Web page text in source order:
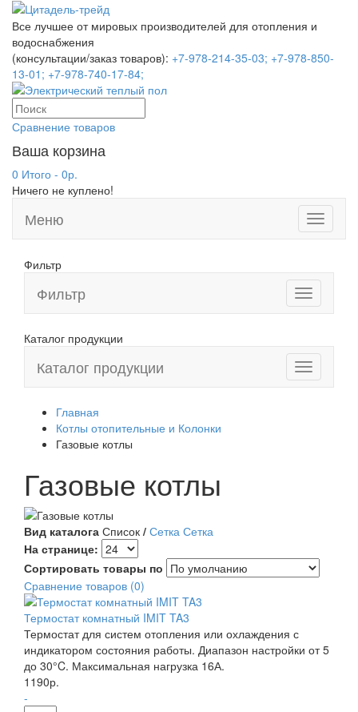
Все лучшее от мировых производителей для отопления и
водоснабжения
(консультации/заказ товаров): +7-978-214-35-03; +7-978-850-
13-01; +7-978-740-17-84;
Сравнение товаров
Ваша корзина
0 Итого - 0р.
Ничего не куплено!
Toggle
Меню
Фильтр
Toggle
navigation
Фильтр
Каталог продукции
Toggle
navigation
Каталог продукции
Главная
Котлы отопительные и Колонки
Газовые котлы
Газовые котлы
Вид каталога Список / Сетка Сетка
На странице:
Сортировать товары по
Сравнение товаров (0)
Термостат комнатный IMIT TA3
Термостат для систем отопления или охлаждения с
индикатором состояния работы. Диапазон настройки от 5
до 30°C. Максимальная нагрузка 16А.
1190р.
-